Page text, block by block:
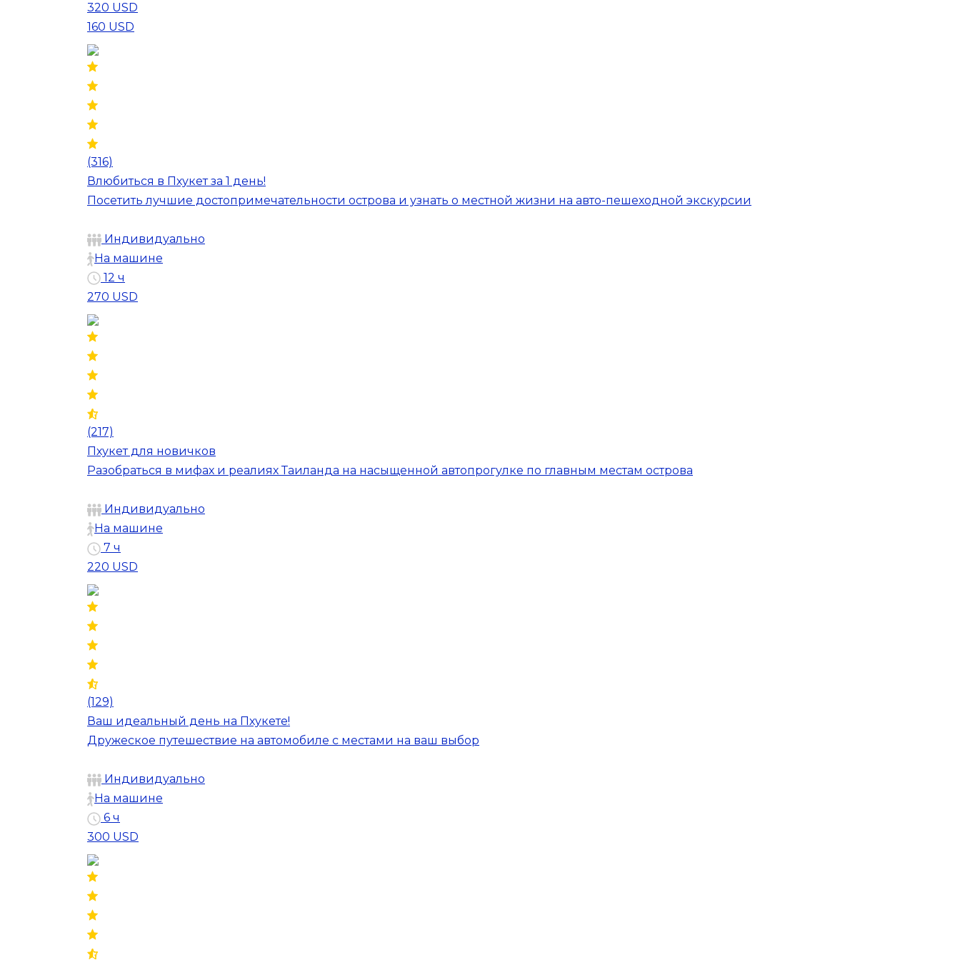
320 USD
160 USD
(316)
Влюбиться в Пхукет за 1 день!
Посетить лучшие достопримечательности острова и узнать о местной жизни на авто-пешеходной экскурсии
Индивидуально
На машине
12 ч
270 USD
(217)
Пхукет для новичков
Разобраться в мифах и реалиях Таиланда на насыщенной автопрогулке по главным местам острова
Индивидуально
На машине
7 ч
220 USD
(129)
Ваш идеальный день на Пхукете!
Дружеское путешествие на автомобиле с местами на ваш выбор
Индивидуально
На машине
6 ч
300 USD